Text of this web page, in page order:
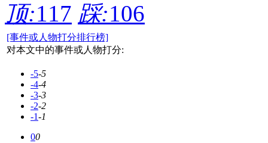
顶:117 踩:106
[事件或人物打分排行榜]
对本文中的事件或人物打分:
-5-5
-4-4
-3-3
-2-2
-1-1
00